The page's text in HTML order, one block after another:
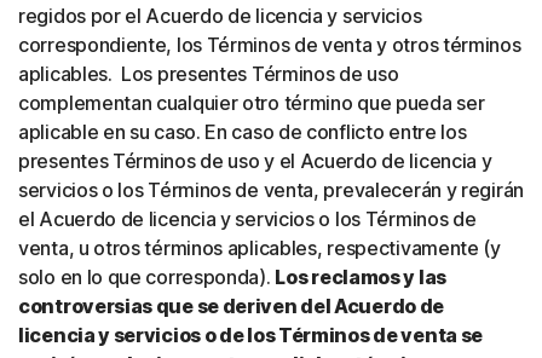
regidos por el Acuerdo de licencia y servicios
correspondiente, los Términos de venta y otros términos
aplicables. Los presentes Términos de uso
complementan cualquier otro término que pueda ser
aplicable en su caso. En caso de conflicto entre los
presentes Términos de uso y el Acuerdo de licencia y
servicios o los Términos de venta, prevalecerán y regirán
el Acuerdo de licencia y servicios o los Términos de
venta, u otros términos aplicables, respectivamente (y
solo en lo que corresponda). Los reclamos y las
controversias que se deriven del Acuerdo de
licencia y servicios o de los Términos de venta se